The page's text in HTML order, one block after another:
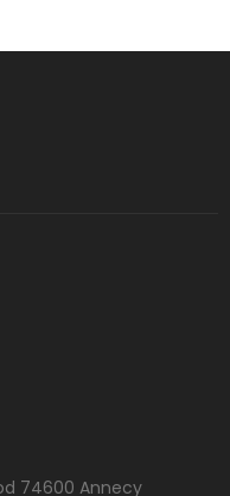
74600 Annecy